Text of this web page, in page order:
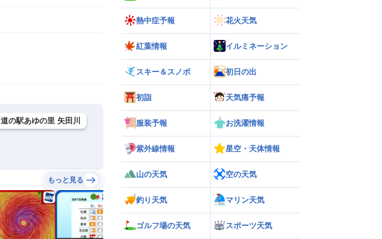
道の駅あゆの里 矢田川
もっと見る
熱中症予報 花火天気
紅葉情報 イルミネーション
スキー＆スノボ 初日の出
初詣 天気痛予報
服装予報 お洗濯情報
紫外線情報 星空・天体情報
山の天気 空の天気
釣り天気 マリン天気
ゴルフ場の天気 スポーツ天気